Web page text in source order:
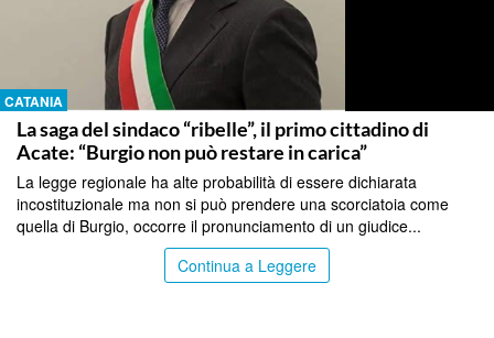
CATANIA
La saga del sindaco “ribelle”, il primo cittadino di
Acate: “Burgio non può restare in carica”
La legge regionale ha alte probabilità di essere dichiarata
incostituzionale ma non si può prendere una scorciatoia come
quella di Burgio, occorre il pronunciamento di un giudice...
Continua a Leggere